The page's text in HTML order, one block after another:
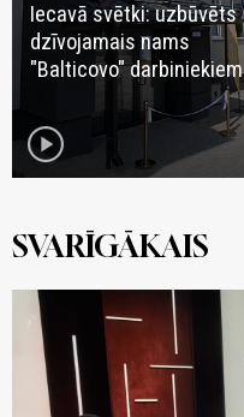
Iecavā svētki: uzbūvēts
dzīvojamais nams
"Balticovo" darbiniekiem
play_circle
SVARĪGĀKAIS